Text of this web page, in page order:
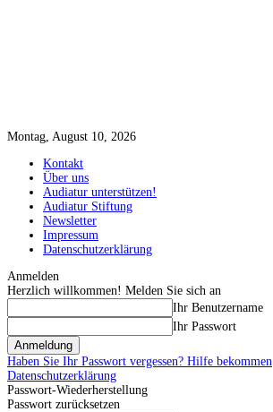
Montag, August 10, 2026
Kontakt
Über uns
Audiatur unterstützen!
Audiatur Stiftung
Newsletter
Impressum
Datenschutzerklärung
Anmelden
Herzlich willkommen! Melden Sie sich an
Ihr Benutzername
Ihr Passwort
Haben Sie Ihr Passwort vergessen? Hilfe bekommen
Datenschutzerklärung
Passwort-Wiederherstellung
Passwort zurücksetzen